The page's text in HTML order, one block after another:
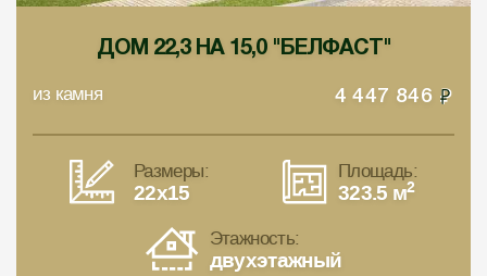
ДОМ 22,3 НА 15,0 "БЕЛФАСТ"
из камня 4 447 846
Размеры:
22x15
Площадь:
323.5 м2
Этажность:
двухэтажный